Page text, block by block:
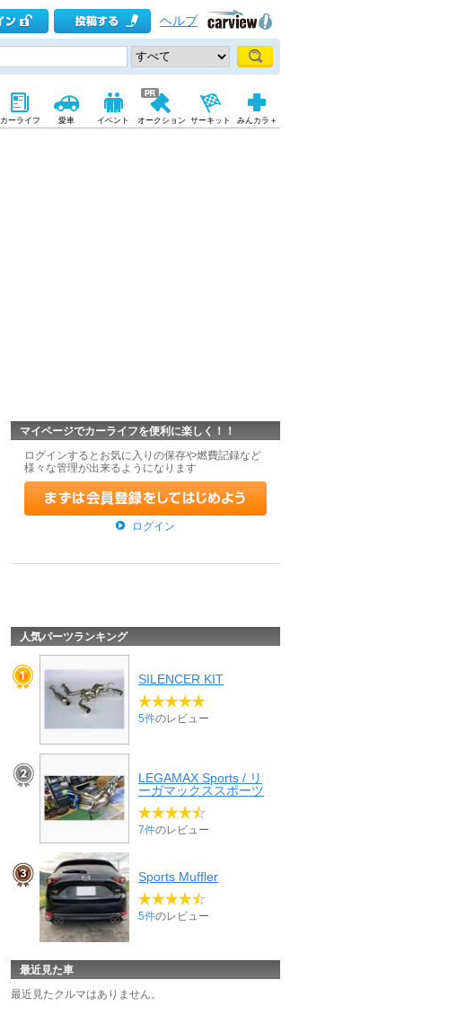
ヘルプ
カーライフ 愛車 イベント オークション サーキット みんカラ＋
マイページでカーライフを便利に楽しく！！
ログインするとお気に入りの保存や燃費記録など
様々な管理が出来るようになります
ログイン
人気パーツランキング
SILENCER KIT
5件のレビュー
LEGAMAX Sports / リ
ーガマックススポーツ
7件のレビュー
Sports Muffler
5件のレビュー
最近見た車
最近見たクルマはありません。